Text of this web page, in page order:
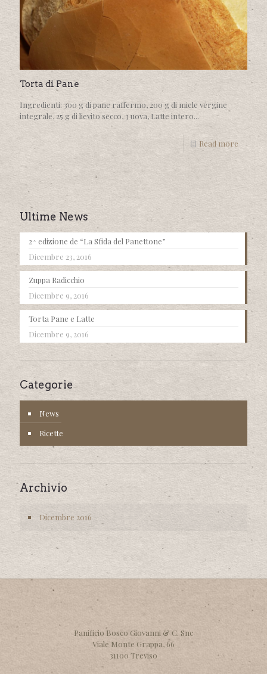
Torta di Pane
Ingredienti: 300 g di pane raffermo, 200 g di miele vergine
integrale, 25 g di lievito secco, 3 uova, Latte intero...
Read more
Ultime News
2^ edizione de “La Sfida del Panettone”
Dicembre 23, 2016
Zuppa Radicchio
Dicembre 9, 2016
Torta Pane e Latte
Dicembre 9, 2016
Categorie
News
Ricette
Archivio
Dicembre 2016
Panificio Bosco Giovanni & C. Snc
Viale Monte Grappa, 66
31100 Treviso